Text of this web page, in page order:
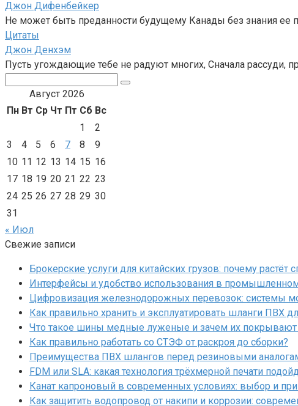
Джон Дифенбейкер
Не может быть преданности будущему Канады без знания ее
Цитаты
Джон Денхэм
Пусть угождающие тебе не радуют многих, Сначала рассуди,
Август 2026
Пн Вт Ср Чт Пт Сб Вс
1
2
3
4 5 6 7 8
9
10 11 12 13 14 15 16
17 18 19 20 21 22 23
24 25 26 27 28 29 30
31
« Июл
Свежие записи
Брокерские услуги для китайских грузов: почему
Интерфейсы и удобство использования в
Цифровизация железнодорожных перевозок: системы
Как правильно хранить и эксплуатировать шланги ПВХ
Что такое шины медные луженые и зачем их
Как правильно работать со СТЭФ от раскроя до сборки?
Преимущества ПВХ шлангов перед резиновыми
FDM или SLA: какая технология трёхмерной печати
Канат капроновый в современных условиях: выбор и
Как защитить водопровод от накипи и коррозии: